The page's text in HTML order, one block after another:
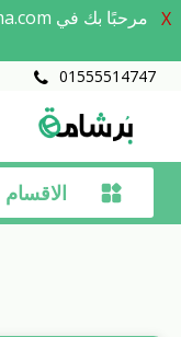
X
01555514747
الاقسام